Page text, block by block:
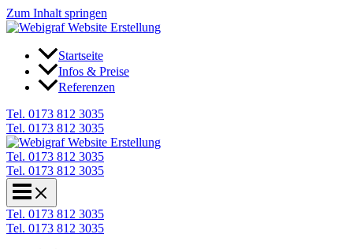
Zum Inhalt springen
Startseite
Infos & Preise
Referenzen
Tel. 0173 812 3035
Tel. 0173 812 3035
Tel. 0173 812 3035
Tel. 0173 812 3035
Tel. 0173 812 3035
Tel. 0173 812 3035